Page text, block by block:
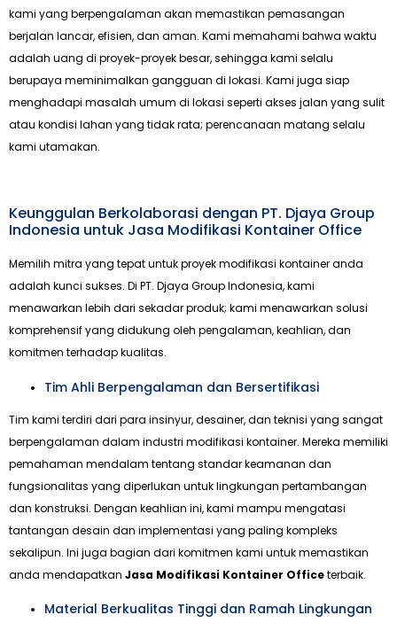
kami yang berpengalaman akan memastikan pemasangan
berjalan lancar, efisien, dan aman. Kami memahami bahwa waktu
adalah uang di proyek-proyek besar, sehingga kami selalu
berupaya meminimalkan gangguan di lokasi. Kami juga siap
menghadapi masalah umum di lokasi seperti akses jalan yang sulit
atau kondisi lahan yang tidak rata; perencanaan matang selalu
kami utamakan.
Keunggulan Berkolaborasi dengan PT. Djaya Group
Indonesia untuk Jasa Modifikasi Kontainer Office
Memilih mitra yang tepat untuk proyek modifikasi kontainer anda
adalah kunci sukses. Di PT. Djaya Group Indonesia, kami
menawarkan lebih dari sekadar produk; kami menawarkan solusi
komprehensif yang didukung oleh pengalaman, keahlian, dan
komitmen terhadap kualitas.
Tim Ahli Berpengalaman dan Bersertifikasi
Tim kami terdiri dari para insinyur, desainer, dan teknisi yang sangat
berpengalaman dalam industri modifikasi kontainer. Mereka memiliki
pemahaman mendalam tentang standar keamanan dan
fungsionalitas yang diperlukan untuk lingkungan pertambangan
dan konstruksi. Dengan keahlian ini, kami mampu mengatasi
tantangan desain dan implementasi yang paling kompleks
sekalipun. Ini juga bagian dari komitmen kami untuk memastikan
anda mendapatkan Jasa Modifikasi Kontainer Officeterbaik.
Material Berkualitas Tinggi dan Ramah Lingkungan